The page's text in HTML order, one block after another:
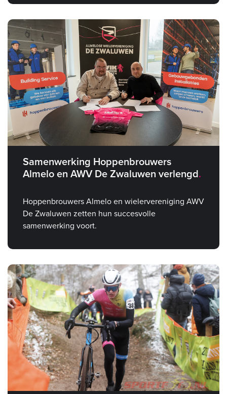
Samenwerking Hoppenbrouwers
Almelo en AWV De Zwaluwen verlengd
Hoppenbrouwers Almelo en wielervereniging AWV
De Zwaluwen zetten hun succesvolle
samenwerking voort.